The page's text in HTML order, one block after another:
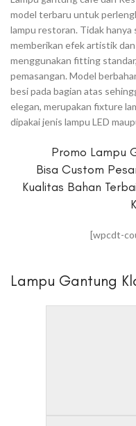
model terbaru untuk
lampu restoran. Tidak
memberikan efek artistik
menggunakan fitting
pemasangan. Model
besi pada bagian atas
elegan, merupakan fixture
dipakai jenis lampu LED
Promo Lampu
Bisa Custom
Kualitas Bahan
[wpcdt-
Lampu Gantung